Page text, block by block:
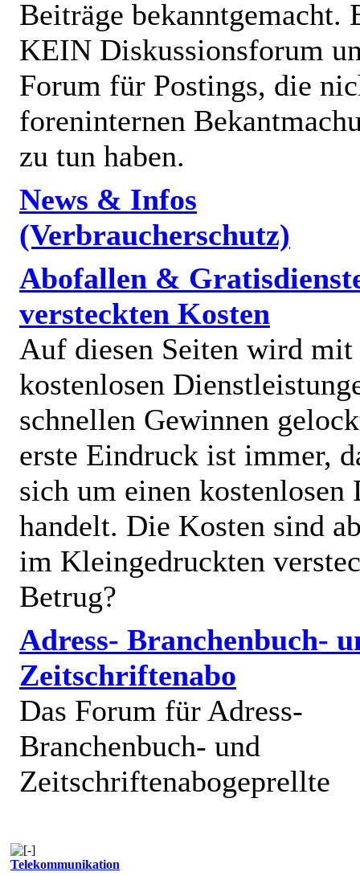
Beiträge bekanntgemacht.
KEIN Diskussionsforum
Forum für Postings, die
foreninternen
zu tun haben.
News & Infos
(Verbraucherschutz)
Abofallen &
versteckten Kosten
Auf diesen Seiten wird mit
kostenlosen
schnellen Gewinnen
erste Eindruck ist immer,
sich um einen kostenlosen
handelt. Die Kosten sind
im Kleingedruckten
Betrug?
Adress- Branchenbuch-
Zeitschriftenabo
Das Forum für Adress-
Branchenbuch- und
Zeitschriftenabogeprellte
Telekommunikation